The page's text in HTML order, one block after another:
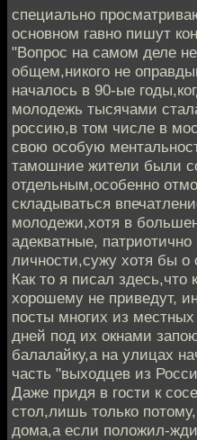
специально
основном гавно пишут
"Вопрос на самом деле
общем,никого не
началось в 90-ые
молодежь тысячами
россию,в том числе в
свою особую
тамошние жители были
отдельным,особенно
складываться
молодежи,хотя в
адекватные,
личности,сужу хотя бы о
Как то я писал здесь,что
хорошему не приведут,
посты многих из
дней под их окнами
балалайку,а на улицах
часть "выходцев из
Даже придя в гости к
стол,лишь только
дома,а если положил-